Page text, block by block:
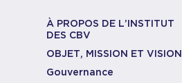
À PROPOS DE L’INSTITUT
DES CBV
OBJET, MISSION ET VISION
Gouvernance